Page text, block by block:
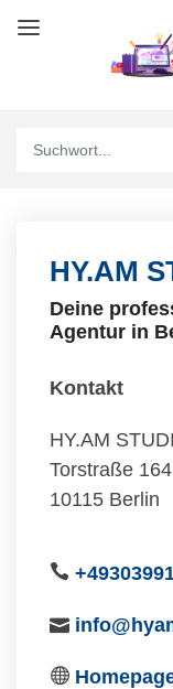
HY.AM
Deine
Agentur in
Kontakt
HY.AM
Torstraße 164
10115 Berlin